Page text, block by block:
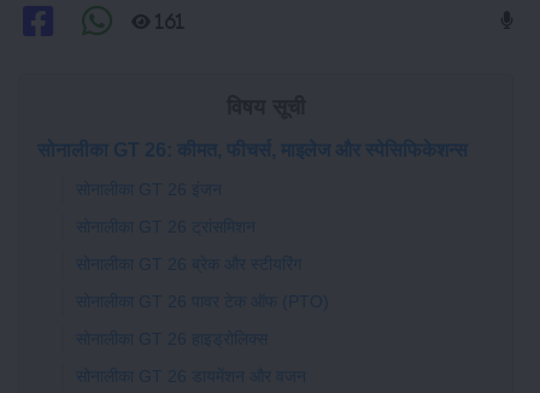
161
सोनालीका GT 26: कीमत, फीचर्स, माइलेज और स्पेसिफिकेशन्स
सोनालीका GT 26 इंजन
सोनालीका GT 26 ट्रांसमिशन
सोनालीका GT 26 ब्रेक और स्टीयरिंग
सोनालीका GT 26 पावर टेक ऑफ (PTO)
सोनालीका GT 26 हाइड्रोलिक्स
सोनालीका GT 26 डायमेंशन और वजन